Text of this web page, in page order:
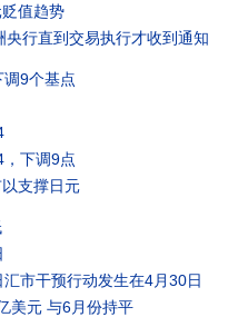
值趋势
行直到交易执行才收到通知
9个基点
，下调9点
支撑日元
市干预行动发生在4月30日
美元 与6月份持平